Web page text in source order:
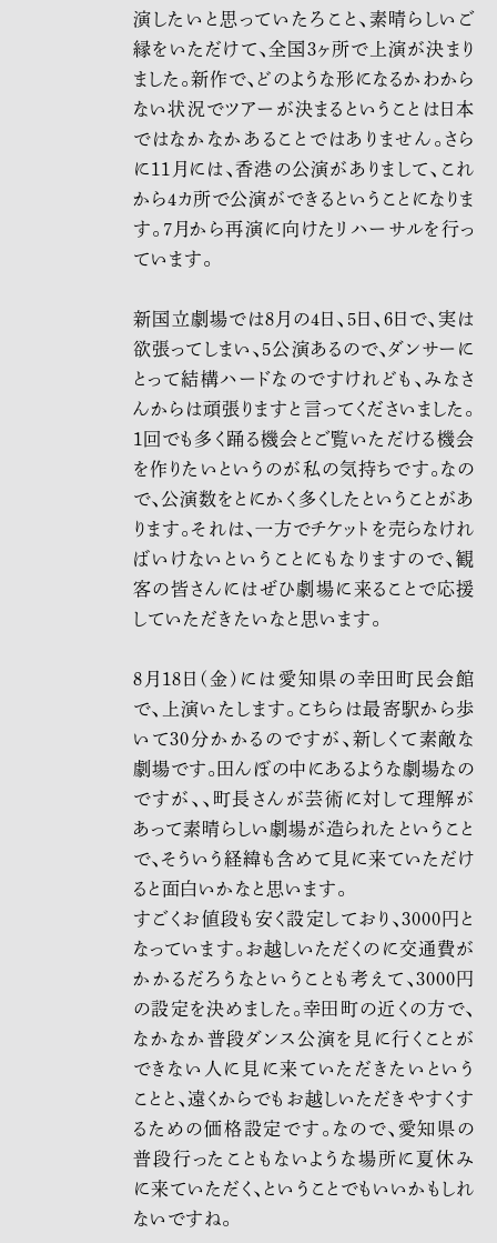
演したいと思っていたろこと、素晴らしいご
縁をいただけて、全国3ヶ所で上演が決まり
ました。新作で、どのような形になるかわから
ない状況でツアーが決まるということは日本
ではなかなかあることではありません。さら
に11月には、香港の公演がありまして、これ
から4カ所で公演ができるということになりま
す。7月から再演に向けたリハーサルを行っ
ています。
新国立劇場では8月の4日、5日、6日で、実は
欲張ってしまい、5公演あるので、ダンサーに
とって結構ハードなのですけれども、みなさ
んからは頑張りますと言ってくださいました。
1回でも多く踊る機会とご覧いただける機会
を作りたいというのが私の気持ちです。なの
で、公演数をとにかく多くしたということがあ
ります。それは、一方でチケットを売らなけれ
ばいけないということにもなりますので、観
客の皆さんにはぜひ劇場に来ることで応援
していただきたいなと思います。
8月18日(金)には愛知県の幸田町民会館
で、上演いたします。こちらは最寄駅から歩
いて30分かかるのですが、新しくて素敵な
劇場です。田んぼの中にあるような劇場なの
ですが、、町長さんが芸術に対して理解が
あって素晴らしい劇場が造られたということ
で、そういう経緯も含めて見に来ていただけ
ると面白いかなと思います。
すごくお値段も安く設定しており、3000円と
なっています。お越しいただくのに交通費が
かかるだろうなということも考えて、3000円
の設定を決めました。幸田町の近くの方で、
なかなか普段ダンス公演を見に行くことが
できない人に見に来ていただきたいという
ことと、遠くからでもお越しいただきやすくす
るための価格設定です。なので、愛知県の
普段行ったこともないような場所に夏休み
に来ていただく、ということでもいいかもしれ
ないですね。